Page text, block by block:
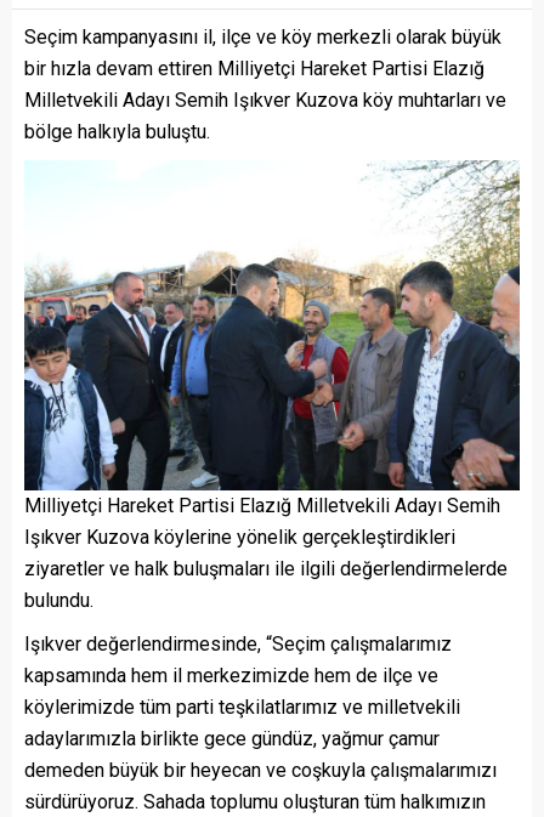
Seçim kampanyasını il, ilçe ve köy merkezli olarak büyük
bir hızla devam ettiren Milliyetçi Hareket Partisi Elazığ
Milletvekili Adayı Semih Işıkver Kuzova köy muhtarları ve
bölge halkıyla buluştu.
Milliyetçi Hareket Partisi Elazığ Milletvekili Adayı Semih
Işıkver Kuzova köylerine yönelik gerçekleştirdikleri
ziyaretler ve halk buluşmaları ile ilgili değerlendirmelerde
bulundu.
Işıkver değerlendirmesinde, “Seçim çalışmalarımız
kapsamında hem il merkezimizde hem de ilçe ve
köylerimizde tüm parti teşkilatlarımız ve milletvekili
adaylarımızla birlikte gece gündüz, yağmur çamur
demeden büyük bir heyecan ve coşkuyla çalışmalarımızı
sürdürüyoruz. Sahada toplumu oluşturan tüm halkımızın